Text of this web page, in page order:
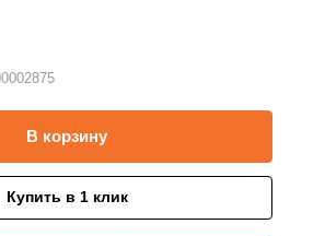
В корзину
Купить в 1 клик